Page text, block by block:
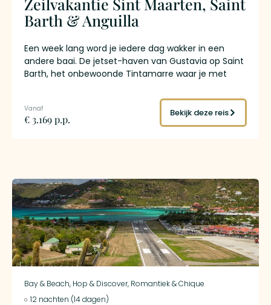
Barth & Anguilla
Een week lang word je iedere dag wakker in een
andere baai. De jetset-haven van Gustavia op Saint
Barth, het onbewoonde Tintamarre waar je met
Anguilla waar het zand zo fijn is dat het onder je
voeten verdwijnt. Tussendoor anker je bij afgelegen
baaien met alleen een catamaran en een schipper
nodig.
€ 3.169 p.p.
Bekijk deze reis
Bay & Beach, Hop & Discover, Romantiek & Chique
12 nachten (14 dagen)